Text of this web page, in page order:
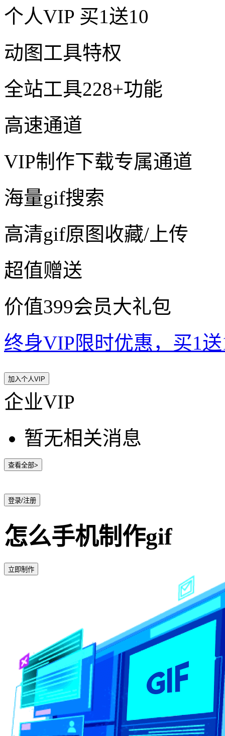
个人VIP 买1送10
动图工具特权
全站工具228+功能
高速通道
VIP制作下载专属通道
海量gif搜索
高清gif原图收藏/上传
超值赠送
价值399会员大礼包
终身VIP限时优惠，买1
加入个人VIP
企业VIP
暂无相关消息
查看全部>
登录/注册
怎么手机制作gif
立即制作